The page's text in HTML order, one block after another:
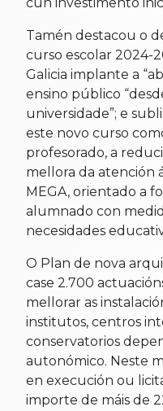
Tamén destacou o
curso escolar 2024-
Galicia implante a
ensino público
universidade”; e
este novo curso
profesorado, a
mellora da atención
MEGA, orientado a
alumnado con
necesidades
O Plan de nova
case 2.700
mellorar as
institutos, centros
conservatorios
autonómico. Neste
en execución ou
importe de máis de